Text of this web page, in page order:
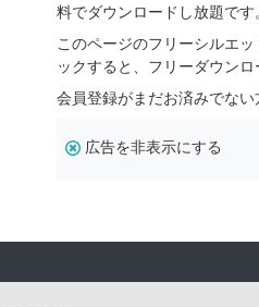
料でダウンロードし放題です
このページのフリーシルエ
ックすると、フリーダウンロ
会員登録がまだお済みでない
広告を非表示にする